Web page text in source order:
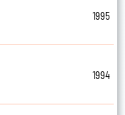
1995
1994